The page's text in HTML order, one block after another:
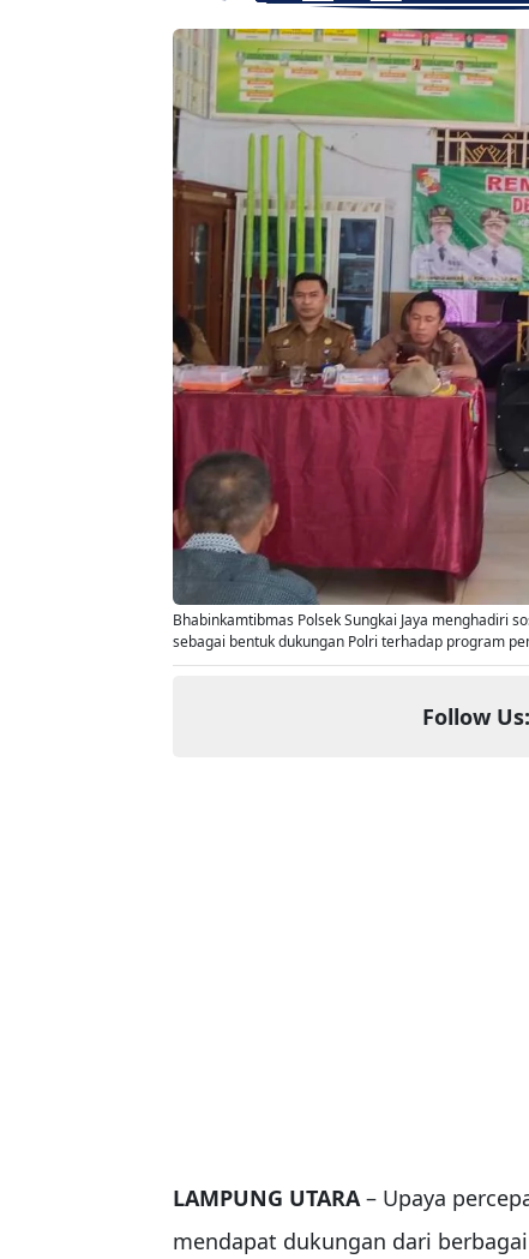
Bhabinkamtibmas Polsek Sungkai Jaya menghadiri
sebagai bentuk dukungan Polri terhadap program
Follow Us:
LAMPUNG UTARA– Upaya
mendapat dukungan dari